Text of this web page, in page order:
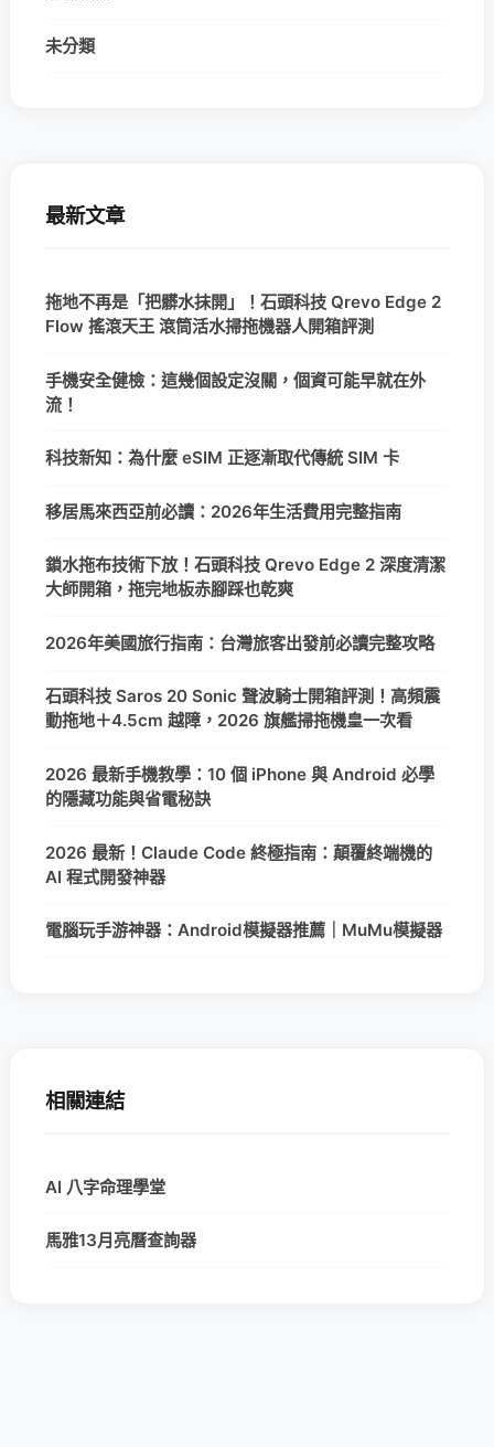
未分類
最新文章
拖地不再是「把髒水抹開」！石頭科技 Qrevo Edge 2
Flow 搖滾天王 滾筒活水掃拖機器人開箱評測
手機安全健檢：這幾個設定沒關，個資可能早就在外
流！
科技新知：為什麼 eSIM 正逐漸取代傳統 SIM 卡
移居馬來西亞前必讀：2026年生活費用完整指南
鎖水拖布技術下放！石頭科技 Qrevo Edge 2 深度清潔
大師開箱，拖完地板赤腳踩也乾爽
2026年美國旅行指南：台灣旅客出發前必讀完整攻略
石頭科技 Saros 20 Sonic 聲波騎士開箱評測！高頻震
動拖地＋4.5cm 越障，2026 旗艦掃拖機皇一次看
2026 最新手機教學：10 個 iPhone 與 Android 必學
的隱藏功能與省電秘訣
2026 最新！Claude Code 終極指南：顛覆終端機的
AI 程式開發神器
電腦玩手游神器：Android模擬器推薦｜MuMu模擬器
相關連結
AI 八字命理學堂
馬雅13月亮曆查詢器